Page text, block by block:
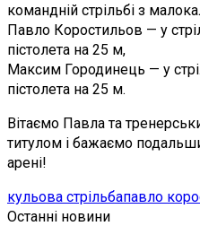
командній стрільбі з
Павло Коростильов — у
пістолета на 25 м,
Максим Городинець — у
пістолета на 25 м.
Вітаємо Павла та
титулом і бажаємо
арені!
кульова стрільбапавло
Останні новини